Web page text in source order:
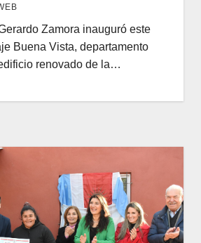
Zamora inauguró este
Buena Vista, departamento
renovado de la…